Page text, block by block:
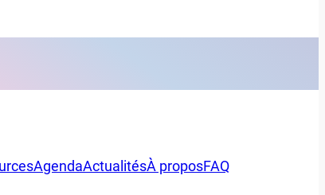
AgendaActualitésÀ proposFAQ